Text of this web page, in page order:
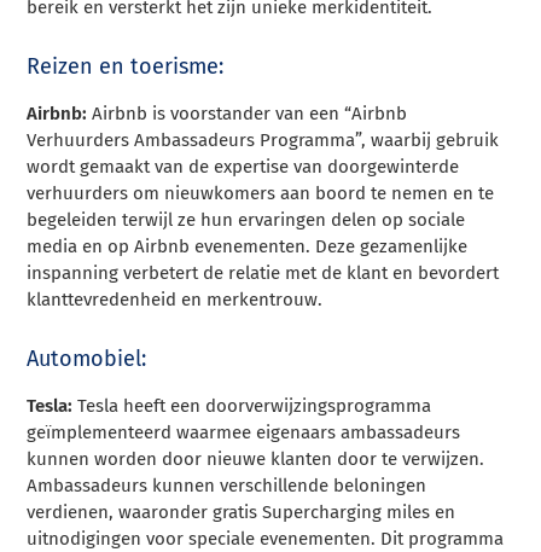
bereik en versterkt het zijn unieke merkidentiteit.
Reizen en toerisme:
Airbnb: Airbnb is voorstander van een “Airbnb
Verhuurders Ambassadeurs Programma”, waarbij gebruik
wordt gemaakt van de expertise van doorgewinterde
verhuurders om nieuwkomers aan boord te nemen en te
begeleiden terwijl ze hun ervaringen delen op sociale
media en op Airbnb evenementen. Deze gezamenlijke
inspanning verbetert de relatie met de klant en bevordert
klanttevredenheid en merkentrouw.
Automobiel:
Tesla: Tesla heeft een doorverwijzingsprogramma
geïmplementeerd waarmee eigenaars ambassadeurs
kunnen worden door nieuwe klanten door te verwijzen.
Ambassadeurs kunnen verschillende beloningen
verdienen, waaronder gratis Supercharging miles en
uitnodigingen voor speciale evenementen. Dit programma